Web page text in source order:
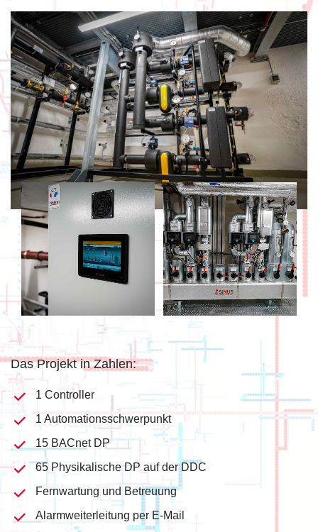
Das Projekt in Zahlen:
1 Controller
1 Automationsschwerpunkt
15 BACnet DP
65 Physikalische DP auf der DDC
Fernwartung und Betreuung
Alarmweiterleitung per E-Mail